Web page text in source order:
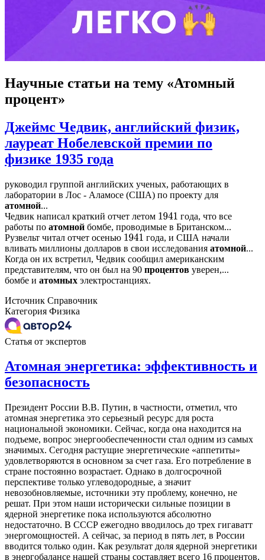
Научные статьи на тему «Атомный
процент»
Джеймс Чедвик, английский физик,
лауреат Нобелевской премии по
физике 1935 года
руководил группой английских ученых, работающих в
лаборатории в Лос - Аламосе (США) по проекту для
атомной...
Чедвик написал краткий отчет летом 1941 года, что все
работы по атомной бомбе, проводимые в Британском...
Рузвельт читал отчет осенью 1941 года, и США начали
вливать миллионы долларов в свои исследования атомной...
Когда он их встретил, Чедвик сообщил американским
представителям, что он был на 90 процентов уверен,...
бомбе и атомных электростанциях.
Источник Справочник
Категория Физика
Статья от экспертов
Атомная энергетика: эффективность и
безопасность
Президент России В.В. Путин, в частности, отметил, что
атомная энергетика это серьезный ресурс для роста
национальной экономики. Сейчас, когда она находится на
подъеме, вопрос энергообеспеченности стал одним из самых
значимых. Сегодня растущие энергетические «аппетиты»
удовлетворяются в основном за счет газа. Его потребление в
стране постоянно возрастает. Однако в долгосрочной
перспективе только углеводородные, а значит
невозобновляемые, источники эту проблему, конечно, не
решат. При этом наши исторически сильные позиции в
ядерной энергетике пока используются абсолютно
недостаточно. В СССР ежегодно вводилось до трех гигаватт
энергомощностей. А сейчас, за период в пять лет, в России
вводится только один. Как результат доля ядерной энергетики
в энергобалансе нашей страны составляет всего 16 процентов.